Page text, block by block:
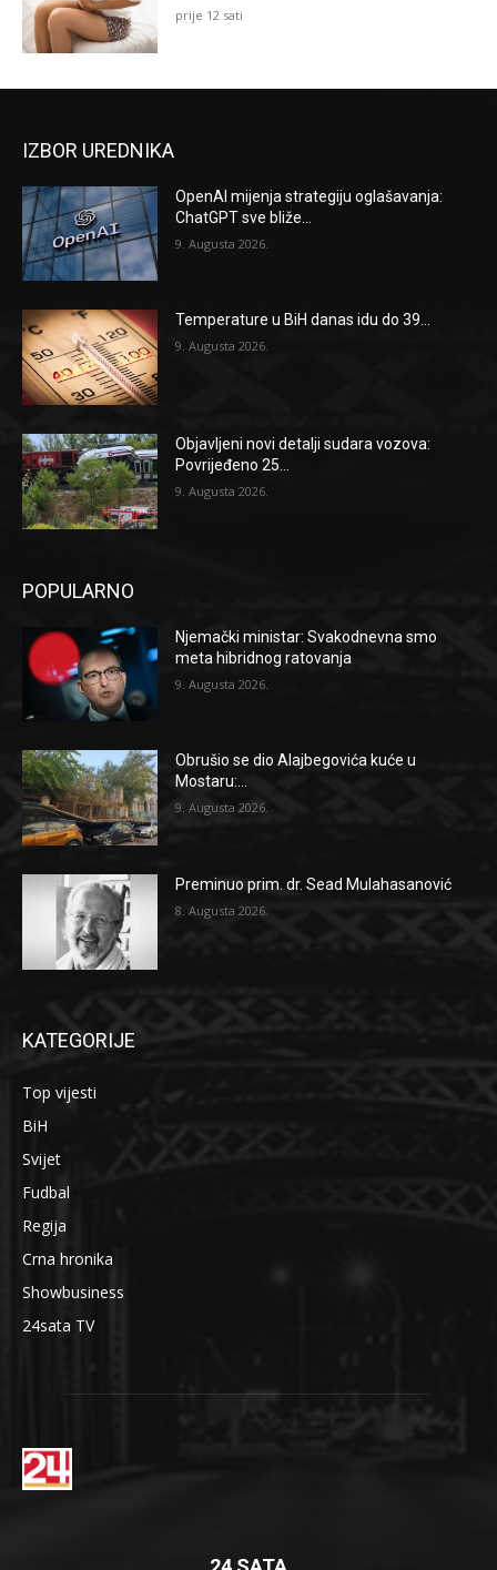
prije 12 sati
IZBOR UREDNIKA
OpenAI mijenja strategiju oglašavanja:
ChatGPT sve bliže...
9. Augusta 2026.
Temperature u BiH danas idu do 39...
9. Augusta 2026.
Objavljeni novi detalji sudara vozova:
Povrijeđeno 25...
9. Augusta 2026.
POPULARNO
Njemački ministar: Svakodnevna smo
meta hibridnog ratovanja
9. Augusta 2026.
Obrušio se dio Alajbegovića kuće u
Mostaru:...
9. Augusta 2026.
Preminuo prim. dr. Sead Mulahasanović
8. Augusta 2026.
KATEGORIJE
Top vijesti
BiH
Svijet
Fudbal
Regija
Crna hronika
Showbusiness
24sata TV